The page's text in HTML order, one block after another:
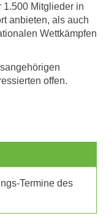
1.500 Mitglieder in
anbieten, als auch
Wettkämpfen
offen.
Termine des